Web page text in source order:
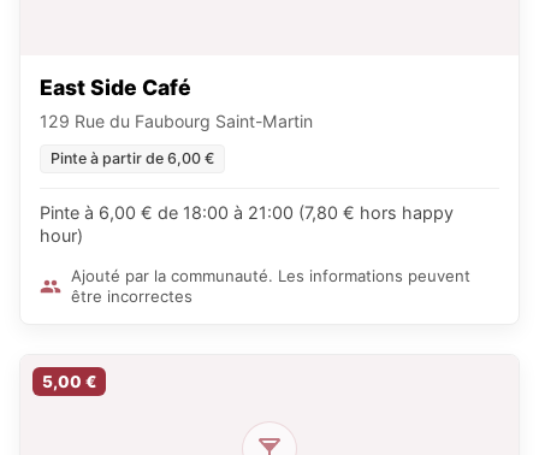
East Side Café
129 Rue du Faubourg Saint-Martin
Pinte à partir de 6,00 €
Pinte à 6,00 € de 18:00 à 21:00 (7,80 € hors happy
hour)
Ajouté par la communauté. Les informations peuvent
être incorrectes
5,00 €